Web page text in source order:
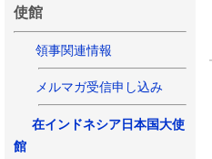
使館
領事関連情報
メルマガ受信申し込み
在インドネシア日本国大使
館